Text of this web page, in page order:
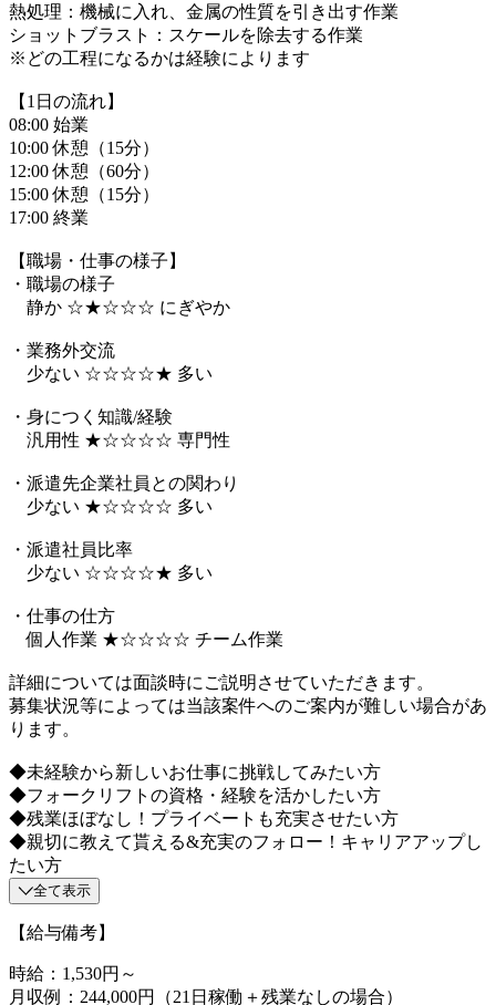
熱処理：機械に入れ、金属の性質を引き出す作業
ショットブラスト：スケールを除去する作業
※どの工程になるかは経験によります
【1日の流れ】
08:00 始業
10:00 休憩（15分）
12:00 休憩（60分）
15:00 休憩（15分）
17:00 終業
【職場・仕事の様子】
・職場の様子
静か ☆★☆☆☆ にぎやか
・業務外交流
少ない ☆☆☆☆★ 多い
・身につく知識/経験
汎用性 ★☆☆☆☆ 専門性
・派遣先企業社員との関わり
少ない ★☆☆☆☆ 多い
・派遣社員比率
少ない ☆☆☆☆★ 多い
・仕事の仕方
個人作業 ★☆☆☆☆ チーム作業
詳細については面談時にご説明させていただきます。
募集状況等によっては当該案件へのご案内が難しい場合があ
ります。
◆未経験から新しいお仕事に挑戦してみたい方
◆フォークリフトの資格・経験を活かしたい方
◆残業ほぼなし！プライベートも充実させたい方
◆親切に教えて貰える&充実のフォロー！キャリアアップし
たい方
全て表示
【給与備考】
時給：1,530円～
月収例：244,000円（21日稼働＋残業なしの場合）